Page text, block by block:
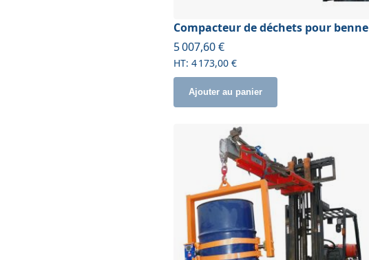
Compacteur de déchets pour benne
À partir de
5 007,60 €
4 173,00 €
Ajouter au panier